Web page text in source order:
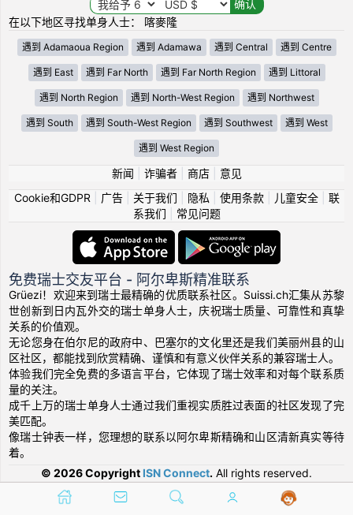
在以下地区寻找单身人士： 喀麥隆
遇到 Adamaoua Region 遇到 Adamawa 遇到 Central 遇到 Centre
遇到 East 遇到 Far North 遇到 Far North Region 遇到 Littoral
遇到 North Region 遇到 North-West Region 遇到 Northwest
遇到 South 遇到 South-West Region 遇到 Southwest 遇到 West
遇到 West Region
新闻 诈骗者| 商店| 意见
Cookie和GDPR
广告| 关于我们 隐私 使用条款| 儿童安全| 联
系我们
常见问题
免费瑞士交友平台 - 阿尔卑斯精准联系
Grüezi！欢迎来到瑞士最精确的优质联系社区。Suissi.ch汇集从苏黎
世创新到日内瓦外交的瑞士单身人士，庆祝瑞士质量、可靠性和真挚
关系的价值观。
无论您身在伯尔尼的政府中、巴塞尔的文化里还是我们美丽州县的山
区社区，都能找到欣赏精确、谨慎和有意义伙伴关系的兼容瑞士人。
体验我们完全免费的多语言平台，它体现了瑞士效率和对每个联系质
量的关注。
成千上万的瑞士单身人士通过我们重视实质胜过表面的社区发现了完
美匹配。
像瑞士钟表一样，您理想的联系以阿尔卑斯精确和山区清新真实等待
着。
© 2026 Copyright ISN Connect. All rights reserved.